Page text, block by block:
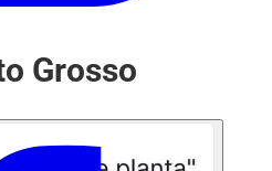
Grosso